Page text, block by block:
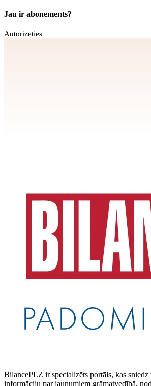
Jau ir abonements?
Autorizēties
BilancePLZ ir specializēts portāls, kas
informāciju par jaunumiem grāmatvedībā,